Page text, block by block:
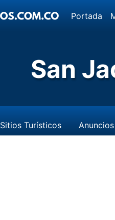
Portada
San
Sitios Turísticos Anuncios